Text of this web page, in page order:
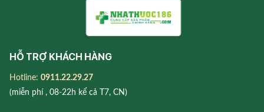
HỖ TRỢ KHÁCH HÀNG
Hotline: 0911.22.29.27
(miễn phí , 08-22h kể cả T7, CN)